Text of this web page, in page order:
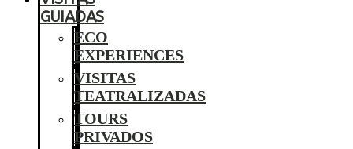
GUIADAS
ECO
EXPERIENCES
VISITAS
TEATRALIZADAS
TOURS
PRIVADOS